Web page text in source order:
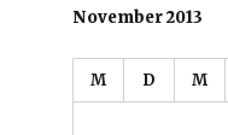
November 2013
M D M